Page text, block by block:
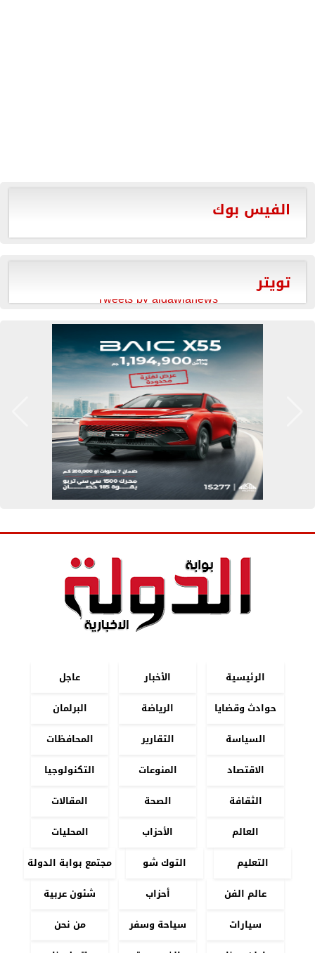
الفيس بوك
تويتر
Tweets by aldawlanews
الرئيسية الأخبار
عاجل
حوادث وقضايا
الرياضة
البرلمان
السياسة
التقارير
المحافظات
الاقتصاد
المنوعات
التكنولوجيا
الثقافة
الصحة
المقالات
العالم
الأحزاب
المحليات
التعليم
التوك شو
مجتمع بوابة الدولة
عالم الفن
أحزاب
شئون عربية
سيارات
سياحة وسفر
من نحن